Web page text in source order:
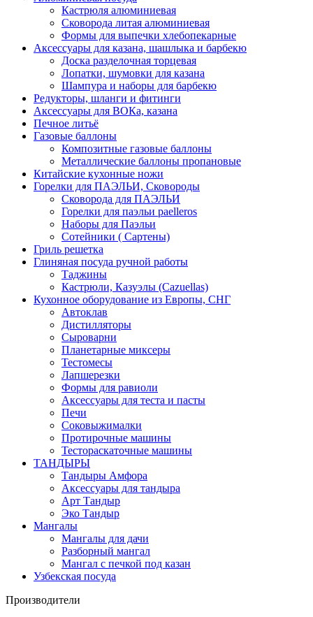
Кастрюля алюминиевая
Сковорода литая алюминиевая
Формы для выпечки хлебопекарные
Аксессуары для казана, шашлыка и барбекю
Доска разделочная торцевая
Лопатки, шумовки для казана
Шампура и наборы для барбекю
Редукторы, шланги и фитинги
Аксессуары для ВОКа, казана
Печное литьё
Газовые баллоны
Композитные газовые баллоны
Металлические баллоны пропановые
Китайские кухонные ножи
Горелки для ПАЭЛЬИ, Сковороды
Сковорода для ПАЭЛЬИ
Горелки для паэльи paelleros
Наборы для Паэльи
Сотейники ( Сартены)
Гриль решетка
Глиняная посуда ручной работы
Таджины
Кастрюли, Казуэлы (Cazuellas)
Кухонное оборудование из Европы, СНГ
Автоклав
Дистилляторы
Сыроварни
Планетарные миксеры
Тестомесы
Лапшерезки
Формы для равиоли
Аксессуары для теста и пасты
Печи
Соковыжималки
Протирочные машины
Тестораскаточные машины
ТАНДЫРЫ
Тандыры Амфора
Аксессуары для тандыра
Арт Тандыр
Эко Тандыр
Мангалы
Мангалы для дачи
Разборный мангал
Мангал с печкой под казан
Узбекская посуда
Производители